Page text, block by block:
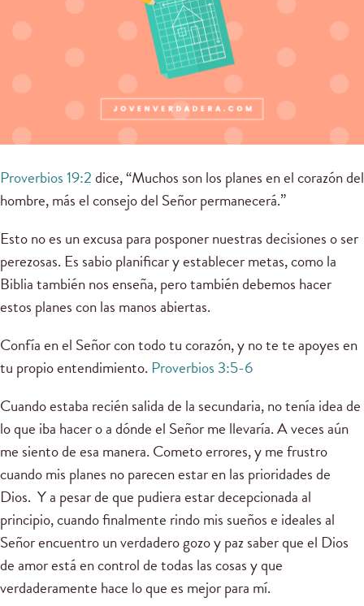
Proverbios 19:2dice, “Muchos son los planes en el corazón del
hombre, más el consejo del Señor permanecerá.”
Esto no es un excusa para posponer nuestras decisiones o ser
perezosas. Es sabio planificar y establecer metas, como la
Biblia también nos enseña, pero también debemos hacer
estos planes con las manos abiertas.
Confía en el Señor con todo tu corazón, y no te te apoyes en
tu propio entendimiento. Proverbios 3:5-6
Cuando estaba recién salida de la secundaria, no tenía idea de
lo que iba hacer o a dónde el Señor me llevaría. A veces aún
me siento de esa manera. Cometo errores, y me frustro
cuando mis planes no parecen estar en las prioridades de
Dios. Y a pesar de que pudiera estar decepcionada al
principio, cuando finalmente rindo mis sueños e ideales al
Señor encuentro un verdadero gozo y paz saber que el Dios
de amor está en control de todas las cosas y que
verdaderamente hace lo que es mejor para mí.